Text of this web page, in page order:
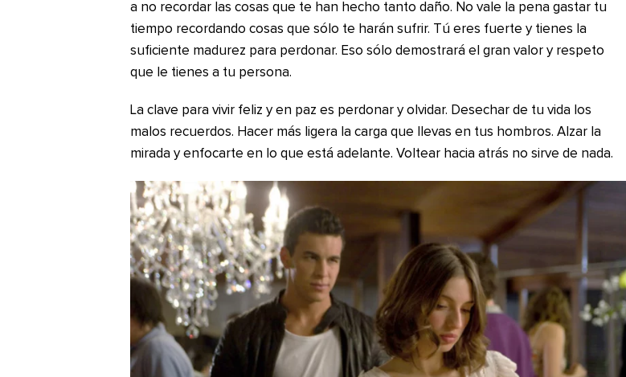
a no recordar las cosas que te han hecho tanto daño. No vale la pena gastar tu
tiempo recordando cosas que sólo te harán sufrir. Tú eres fuerte y tienes la
suficiente madurez para perdonar. Eso sólo demostrará el gran valor y respeto
que le tienes a tu persona.
La clave para vivir feliz y en paz es perdonar y olvidar. Desechar de tu vida los
malos recuerdos. Hacer más ligera la carga que llevas en tus hombros. Alzar la
mirada y enfocarte en lo que está adelante. Voltear hacia atrás no sirve de nada.